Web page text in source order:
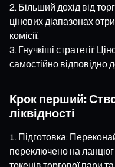
Більший дохід від
цінових діапазонах
комісії.
Гнучкіші стратегії:
самостійно відповідно
Крок перший:
ліквідності
Підготовка:
переключено на ланцюг